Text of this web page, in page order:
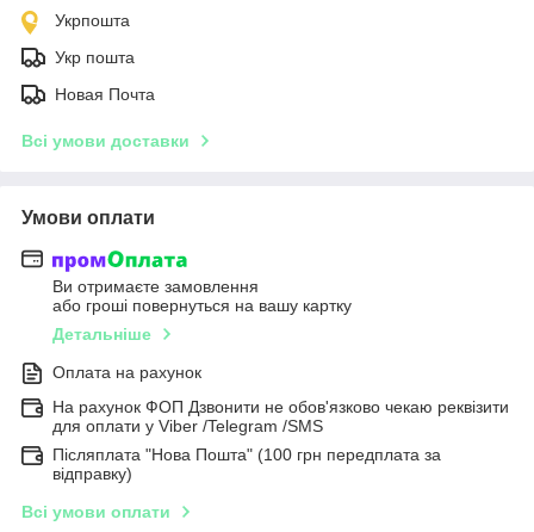
Укрпошта
Укр пошта
Новая Почта
Всі умови доставки
Умови оплати
Ви отримаєте замовлення
або гроші повернуться на вашу картку
Детальніше
Оплата на рахунок
На рахунок ФОП Дзвонити не обов'язково чекаю реквізити
для оплати у Viber /Telegram /SMS
Післяплата "Нова Пошта" (100 грн передплата за
відправку)
Всі умови оплати